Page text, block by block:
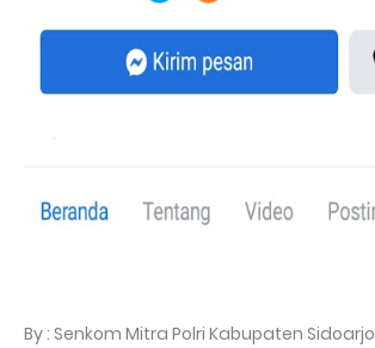
By : Senkom Mitra Polri Kabupaten Sidoarjo